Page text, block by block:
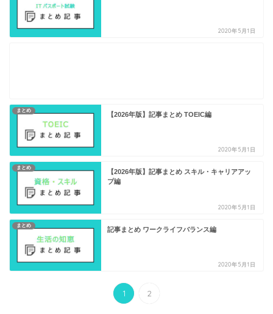
2020年5月1日
まとめ
【2026年版】記事まとめ TOEIC編
2020年5月1日
まとめ
【2026年版】記事まとめ スキル・キャリアアッ
プ編
2020年5月1日
まとめ
記事まとめ ワークライフバランス編
2020年5月1日
1 2